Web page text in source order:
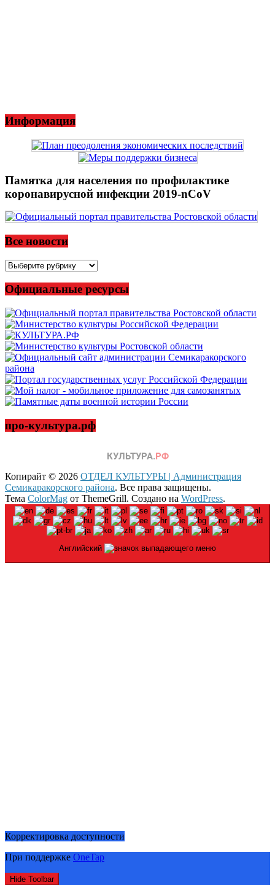
Информация
Памятка для населения по профилактике
коронавирусной инфекции 2019-nCoV
Все новости
Все
Официальные ресурсы
про-культура.рф
Копирайт © 2026 ОТДЕЛ КУЛЬТУРЫ | Администрация
Семикаракорского района. Все права защищены.
Тема ColorMag от ThemeGrill. Создано на WordPress.
Английский
Корректировка доступности
При поддержке OneTap
Hide Toolbar